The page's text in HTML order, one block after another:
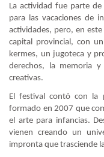
La actividad fue parte
para las vacaciones de
actividades, pero, en
capital provincial, con
kermes, un jugoteca y
derechos, la memoria y
creativas.
El festival contó con la
formado en 2007 que
el arte para infancias.
vienen creando un
impronta que trasciende